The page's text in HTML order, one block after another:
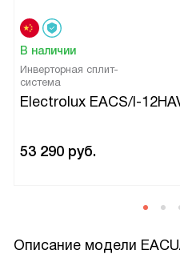
В наличии
Инверторная сплит-
система
Electrolux EACS/I-
53 290 руб.
Описание модели